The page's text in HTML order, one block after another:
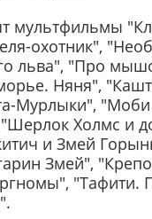
мультфильмы
охотник",
льва", "Про
Няня",
Мурлыки",
Холмс и
и Змей
Змей",
"Тафити.